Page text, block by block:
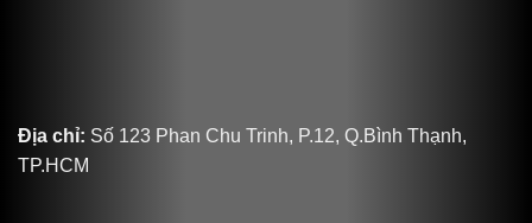
Địa chỉ: Số 123 Phan Chu Trinh, P.12, Q.Bình Thạnh,
TP.HCM